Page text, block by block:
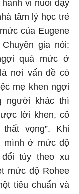
vi nuôi dạy
tâm lý học trẻ
của Eugene
gia nói:
quá mức ở
nơi vấn đề có
mẹ khen ngợi
người khác thì
lời khen, cô
vọng”. Khi
mình ở mức độ
tùy theo xu
mức độ Rohee
tiêu chuẩn và